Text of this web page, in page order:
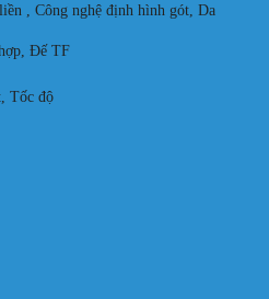
, Công nghệ định hình gót, Da
Đế TF
Tốc độ